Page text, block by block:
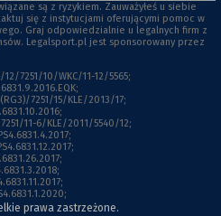
są z ryzykiem. Zauważyłeś u siebie
się z instytucjami oferującymi pomoc w
Graj odpowiedzialnie u legalnych firm z
Legalsport.pl jest sponsorowany przez
7251/10/WKC/11-12/5565;
7251/15/KLE/2013/17;
11-6/KLE/2011/5540/12;
prawa zastrzeżone.